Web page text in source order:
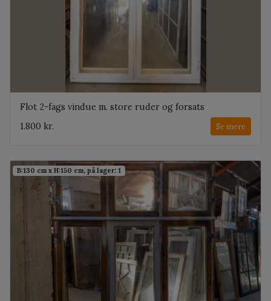
Flot 2-fags vindue m. store ruder og forsats
1.800 kr.
Se mere
B:130 cm x H:150 cm, på lager: 1